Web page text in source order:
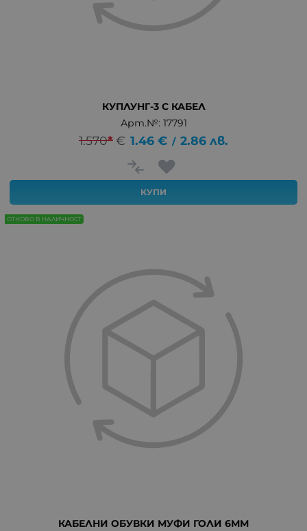
КУПЛУНГ-3 С КАБЕЛ
Арт.№: 17791
1.570*€ 1.46 € / 2.86 лв.
КУПИ
КАБЕЛНИ ОБУВКИ МУФИ ГОЛИ 6ММ
ОТНОВО В НАЛИЧНОСТ